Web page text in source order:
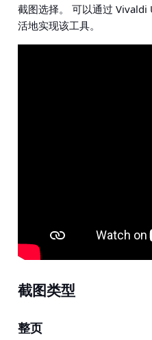
截图选择。 可以通过 Vivaldi
活地实现该工具。
截图类型
整页